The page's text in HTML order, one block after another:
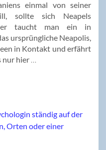
einmal von seiner
sollte sich Neapels
taucht man ein in
ursprüngliche Neapolis,
in Kontakt und erfährt
nur hier